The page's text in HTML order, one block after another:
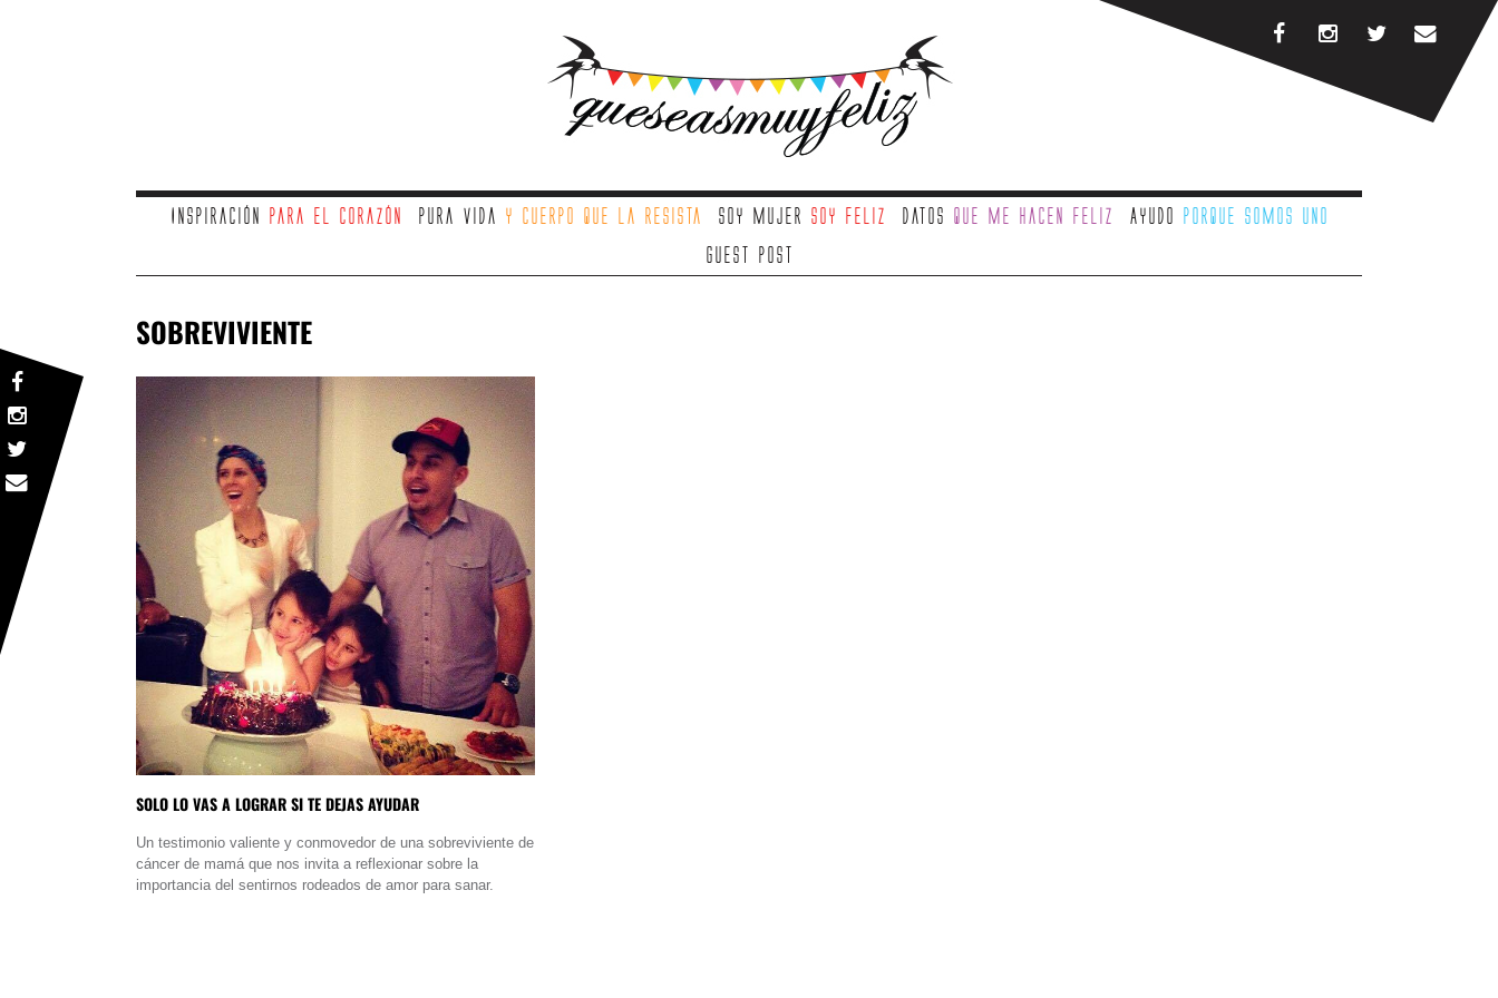
Inspiración para el corazón Pura vida y cuerpo que la resista Soy mujer soy feliz Datos que me hacen feliz Ayudo porque somos uno
Guest Post
SOBREVIVIENTE
SOLO LO VAS A LOGRAR SI TE DEJAS AYUDAR
Un testimonio valiente y conmovedor de una sobreviviente de
cáncer de mamá que nos invita a reflexionar sobre la
importancia del sentirnos rodeados de amor para sanar.